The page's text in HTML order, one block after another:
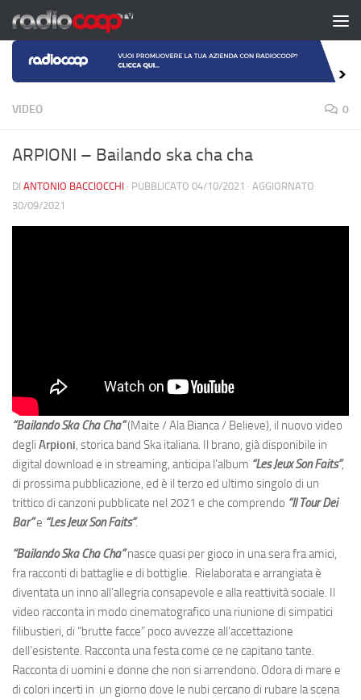
Salta al contenuto
VIDEO 0
ARPIONI – Bailando ska cha cha
DI ANTONIO BACCIOCCHI · PUBBLICATO 04/10/2021 · AGGIORNATO
30/09/2021
“Bailando Ska Cha Cha”(Maite / Ala Bianca / Believe), il nuovo video
degli Arpioni, storica band Ska italiana. Il brano, già disponibile in
digital download e in streaming, anticipa l’album “Les Jeux Son Faits”,
di prossima pubblicazione, ed è il terzo ed ultimo singolo di un
trittico di canzoni pubblicate nel 2021 e che comprendo “Il Tour Dei
Bar”e “Les Jeux Son Faits”.
“Bailando Ska Cha Cha”nasce quasi per gioco in una sera fra amici,
fra racconti di battaglie e di bottiglie. Rielaborata e arrangiata è
diventata un inno all’allegria consapevole e alla reattività sociale. Il
video racconta in modo cinematografico una riunione di simpatici
filibustieri, di “brutte facce” poco avvezze all’accettazione
dell’esistente. Racconta una festa come ce ne capitano tante.
Racconta di uomini e donne che non si arrendono. Odora di mare e
di colori incerti in un giorno dove le nubi cercano di rubare la scena